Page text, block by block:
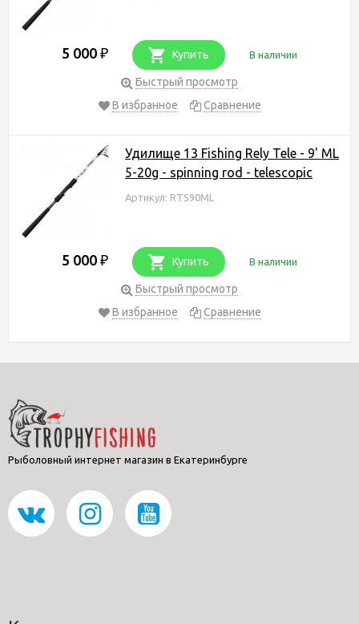
5 000 ₽ Купить В наличии
Быстрый просмотр
В избранное
Сравнение
Удилище 13 Fishing Rely Tele - 9' ML
5-20g - spinning rod - telescopic
Артикул: RTS90ML
5 000 ₽ Купить В наличии
Быстрый просмотр
В избранное
Сравнение
Рыболовный интернет магазин в Екатеринбурге